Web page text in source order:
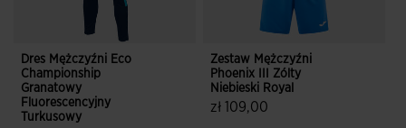
Dres Mężczyźni Eco
Championship
Granatowy
Fluorescencyjny
Turkusowy
Zestaw Mężczyźni
Phoenix III Zólty
Niebieski Royal
zł 109,00